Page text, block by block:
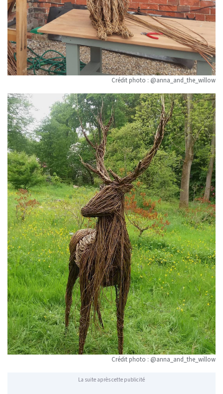
Crédit photo : @anna_and_the_willow
Crédit photo : @anna_and_the_willow
La suite après cette publicité